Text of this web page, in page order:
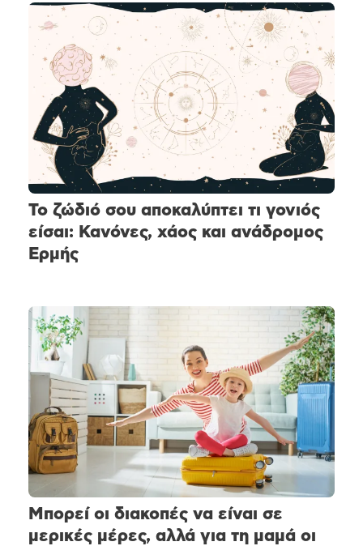
Το ζώδιό σου αποκαλύπτει τι γονιός
είσαι: Κανόνες, χάος και ανάδρομος
Ερμής
Μπορεί οι διακοπές να είναι σε
μερικές μέρες, αλλά για τη μαμά οι